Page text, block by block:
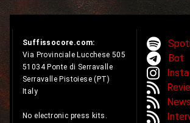
Suffissocore.com:
Via Provinciale Lucchese 505
51034 Ponte di Serravalle
Serravalle Pistoiese (PT)
Italy
No electronic press kits.
Bot
Insta
News